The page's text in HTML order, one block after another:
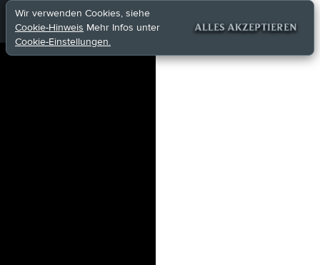
Wir verwenden Cookies, siehe
Cookie-Hinweis Mehr Infos unter
Cookie-Einstellungen.
ALLES AKZEPTIEREN